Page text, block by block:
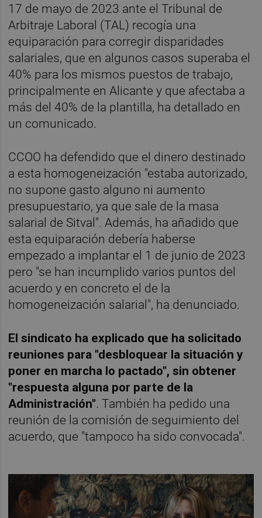
17 de mayo de 2023 ante el Tribunal de
Arbitraje Laboral (TAL) recogía una
equiparación para corregir disparidades
salariales, que en algunos casos superaba el
40% para los mismos puestos de trabajo,
principalmente en Alicante y que afectaba a
más del 40% de la plantilla, ha detallado en
un comunicado.
CCOO ha defendido que el dinero destinado
a esta homogeneización "estaba autorizado,
no supone gasto alguno ni aumento
presupuestario, ya que sale de la masa
salarial de Sitval". Además, ha añadido que
esta equiparación debería haberse
empezado a implantar el 1 de junio de 2023
pero "se han incumplido varios puntos del
acuerdo y en concreto el de la
homogeneización salarial", ha denunciado.
El sindicato ha explicado que ha solicitado
reuniones para "desbloquear la situación y
poner en marcha lo pactado", sin obtener
"respuesta alguna por parte de la
Administración". También ha pedido una
reunión de la comisión de seguimiento del
acuerdo, que "tampoco ha sido convocada".